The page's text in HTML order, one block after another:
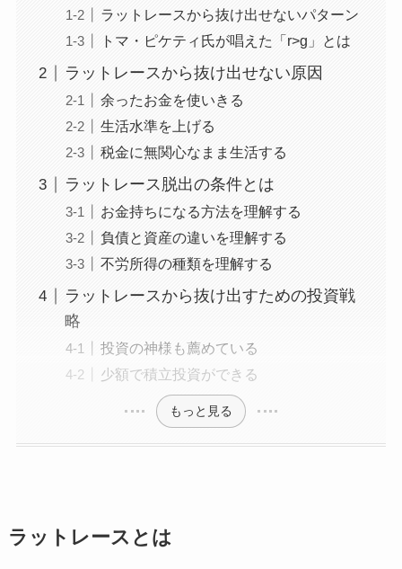
ラットレースから抜け出せないパターン
トマ・ピケティ氏が唱えた「r>g」とは
ラットレースから抜け出せない原因
余ったお金を使いきる
生活水準を上げる
税金に無関心なまま生活する
ラットレース脱出の条件とは
お金持ちになる方法を理解する
負債と資産の違いを理解する
不労所得の種類を理解する
ラットレースから抜け出すための投資戦
略
投資の神様も薦めている
少額で積立投資ができる
もっと見る
ラットレースとは